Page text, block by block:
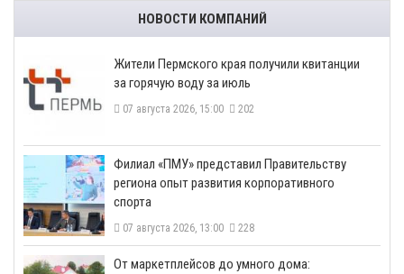
НОВОСТИ КОМПАНИЙ
​Жители Пермского края получили квитанции
за горячую воду за июль
07 августа 2026, 15:00 202
​Филиал «ПМУ» представил Правительству
региона опыт развития корпоративного
спорта
07 августа 2026, 13:00 228
От маркетплейсов до умного дома: